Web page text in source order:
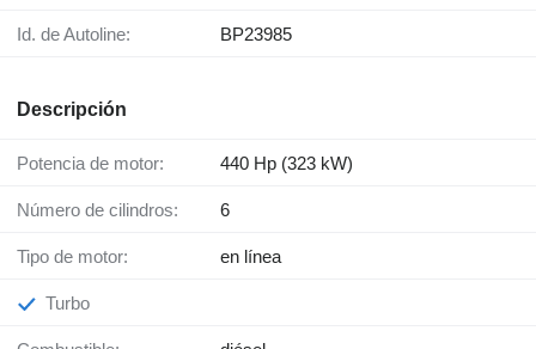
Id. de Autoline: BP23985
Descripción
Potencia de motor: 440 Hp (323 kW)
Número de cilindros: 6
Tipo de motor: en línea
Turbo